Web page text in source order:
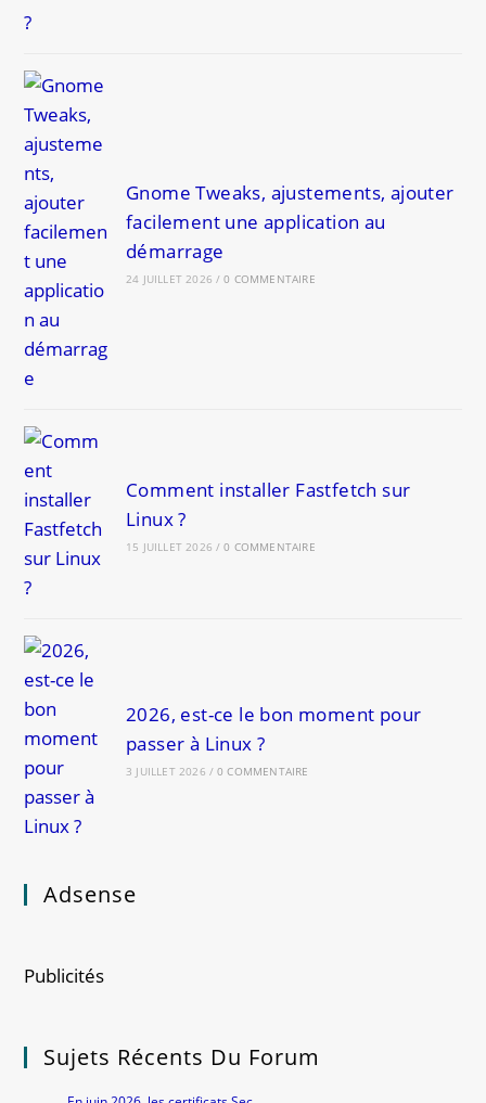
Gnome Tweaks, ajustements, ajouter
facilement une application au
démarrage
24 JUILLET 2026 / 0 COMMENTAIRE
Comment installer Fastfetch sur
Linux ?
15 JUILLET 2026 / 0 COMMENTAIRE
2026, est-ce le bon moment pour
passer à Linux ?
3 JUILLET 2026 / 0 COMMENTAIRE
Adsense
Publicités
Sujets Récents Du Forum